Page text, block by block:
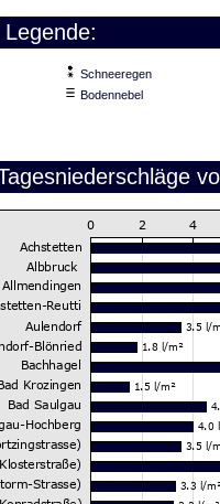
Legende:
Schneeregen
Bodennebel